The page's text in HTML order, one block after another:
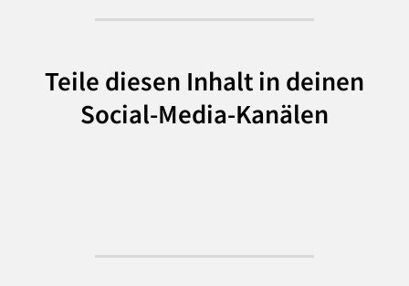
Teile diesen Inhalt in deinen
Social-Media-Kanälen